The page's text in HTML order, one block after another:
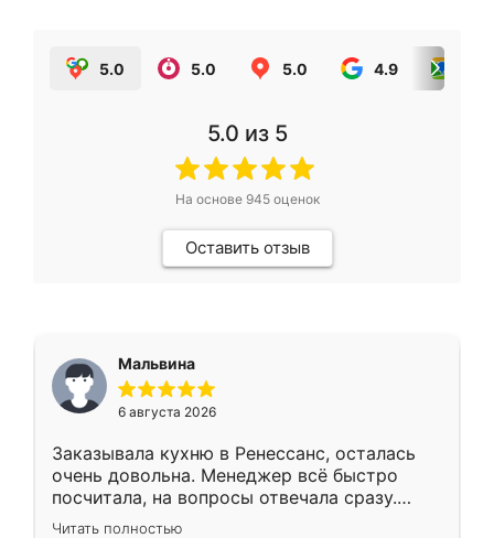
5.0 5.0 5.0 4.9
5.0 из 5
На основе 945оценок
Оставить отзыв
Мальвина
6 августа 2026
Заказывала кухню в Ренессанс, осталась
очень довольна. Менеджер всё быстро
посчитала, на вопросы отвечала сразу.
Замерщик приехал в субботу, подошёл к
Читать полностью